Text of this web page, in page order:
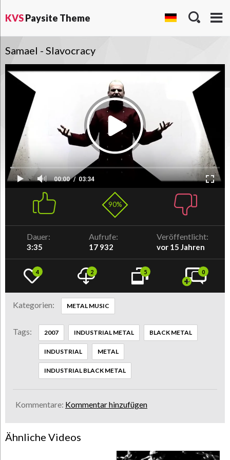
KVSPaysite Theme
Samael - Slavocracy
00:00 03:34
90%
Dauer:
3:35
Aufrufe:
17 932
Veröffentlicht:
vor 15 Jahren
4 2 5 0
Kategorien: METAL MUSIC
Tags: 2007 INDUSTRIAL METAL BLACK METAL
INDUSTRIAL METAL
INDUSTRIAL BLACK METAL
Kommentare: Kommentar hinzufügen
Ähnliche Videos